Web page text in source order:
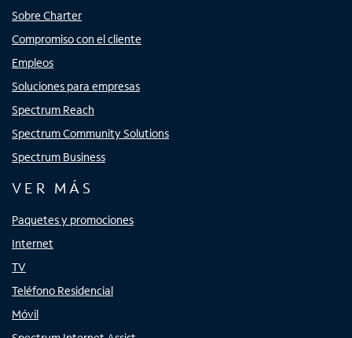
Sobre Charter
Compromiso con el cliente
Empleos
Soluciones para empresas
Spectrum Reach
Spectrum Community Solutions
Spectrum Business
VER MÁS
Paquetes y promociones
Internet
TV
Teléfono Residencial
Móvil